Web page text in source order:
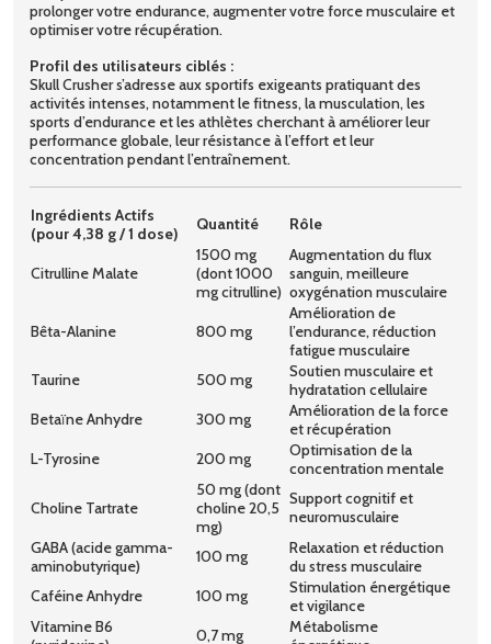
prolonger votre endurance, augmenter votre force musculaire et
optimiser votre récupération.
Profil des utilisateurs ciblés :
Skull Crusher s’adresse aux sportifs exigeants pratiquant des
activités intenses, notamment le fitness, la musculation, les
sports d’endurance et les athlètes cherchant à améliorer leur
performance globale, leur résistance à l’effort et leur
concentration pendant l’entraînement.
Ingrédients Actifs
(pour 4,38 g / 1 dose)
Quantité Rôle
Citrulline Malate
1500 mg
(dont 1000
mg citrulline)
Augmentation du flux
sanguin, meilleure
oxygénation musculaire
Bêta-Alanine
800 mg
Amélioration de
l’endurance, réduction
fatigue musculaire
Taurine
500 mg
Soutien musculaire et
hydratation cellulaire
Betaïne Anhydre
300 mg
Amélioration de la force
et récupération
L-Tyrosine
200 mg
Optimisation de la
concentration mentale
Choline Tartrate
50 mg (dont
choline 20,5
mg)
Support cognitif et
neuromusculaire
GABA (acide gamma-
aminobutyrique)
100 mg
Relaxation et réduction
du stress musculaire
Caféine Anhydre
100 mg
Stimulation énergétique
et vigilance
Vitamine B6
0,7 mg
Métabolisme